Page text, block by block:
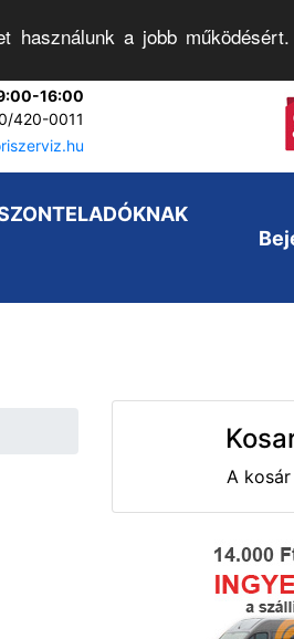
használunk a jobb működésért.
16:00
420-0011
A kosár